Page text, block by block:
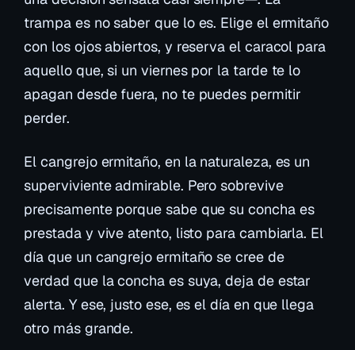
trampa es no saber que lo es. Elige el ermitaño
con los ojos abiertos, y reserva el caracol para
aquello que, si un viernes por la tarde te lo
apagan desde fuera, no te puedes permitir
perder.
El cangrejo ermitaño, en la naturaleza, es un
superviviente admirable. Pero sobrevive
precisamente porque sabeque su concha es
prestada y vive atento, listo para cambiarla. El
día que un cangrejo ermitaño se cree de
verdad que la concha es suya, deja de estar
alerta. Y ese, justo ese, es el día en que llega
otro más grande.